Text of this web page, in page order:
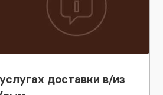
доставки в/из